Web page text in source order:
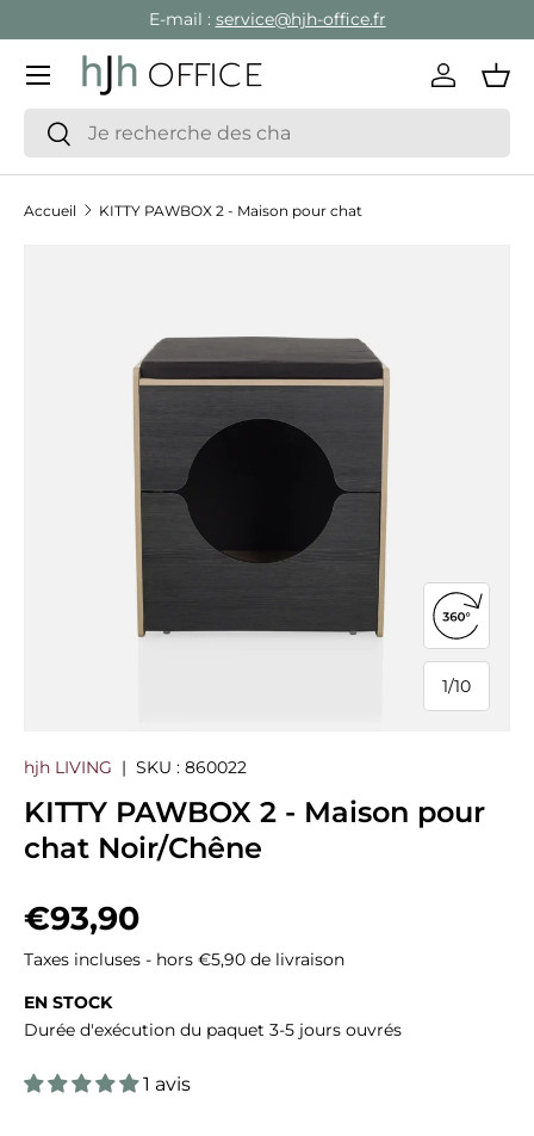
Aller au contenu
E-mail : service@hjh-office.fr
Recherche
Rechercher
Se
Menu
Accueil KITTY PAWBOX 2 - Maison pour chat
1/
de
10
Ouvrir la
hjh LIVING | SKU : 860022
KITTY PAWBOX 2 - Maison pour
chat Noir/Chêne
Prix habituel
€93,90
Taxes incluses - hors €5,90 de livraison
EN STOCK
Durée d'exécution du paquet 3-5 jours ouvrés
1 avis